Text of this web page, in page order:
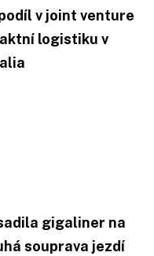
v joint venture
logistiku v
gigaliner na
souprava jezdí